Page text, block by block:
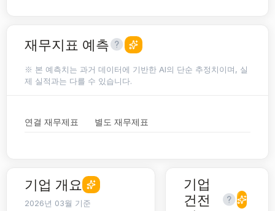
재무지표 예측
※ 본 예측치는 과거 데이터에 기반한 AI의 단순 추정치이며, 실
제 실적과는 다를 수 있습니다.
연결 재무제표 별도 재무제표
기업 개요
2026년 03월 기준
기업
건전